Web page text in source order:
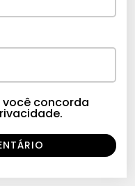
você concorda